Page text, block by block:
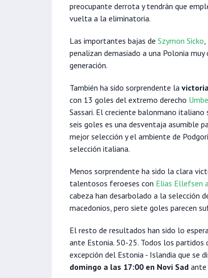
preocupante derrota y tendrán que
vuelta a la eliminatoria.
Las importantes bajas de Szymon Sicko,
penalizan demasiado a una Polonia
generación.
También ha sido sorprendente la
con 13 goles del extremo derecho
Sassari. El creciente balonmano italiano
seis goles es una desventaja asumible
mejor selección y el ambiente de
selección italiana.
Menos sorprendente ha sido la clara
talentosos feroeses con Elias Ellefsen
cabeza han desarbolado a la selección
macedonios, pero siete goles parecen
El resto de resultados han sido lo
ante Estonia. 50-25. Todos los
excepción del Estonia - Islandia que se
domingo a las 17:00 en Novi Sad ante